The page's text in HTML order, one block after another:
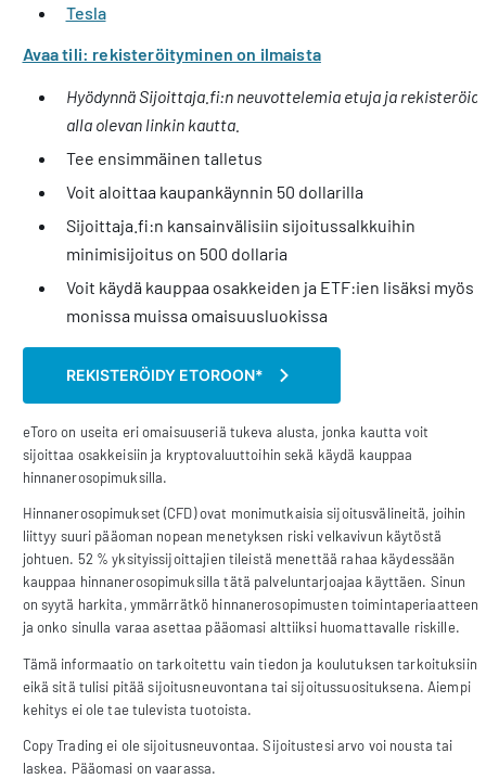
Tesla
Avaa tili: rekisteröityminen on ilmaista
Hyödynnä Sijoittaja.fi:n neuvottelemia etuja ja rekisteröidy
alla olevan linkin kautta.
Tee ensimmäinen talletus
Voit aloittaa kaupankäynnin 50 dollarilla
Sijoittaja.fi:n kansainvälisiin sijoitussalkkuihin
minimisijoitus on 500 dollaria
Voit käydä kauppaa osakkeiden ja ETF:ien lisäksi myös
monissa muissa omaisuusluokissa
REKISTERÖIDY ETOROON*
eToro on useita eri omaisuuseriä tukeva alusta, jonka kautta voit
sijoittaa osakkeisiin ja kryptovaluuttoihin sekä käydä kauppaa
hinnanerosopimuksilla.
Hinnanerosopimukset (CFD) ovat monimutkaisia sijoitusvälineitä, joihin
liittyy suuri pääoman nopean menetyksen riski velkavivun käytöstä
johtuen. 52 % yksityissijoittajien tileistä menettää rahaa käydessään
kauppaa hinnanerosopimuksilla tätä palveluntarjoajaa käyttäen. Sinun
on syytä harkita, ymmärrätkö hinnanerosopimusten toimintaperiaatteen
ja onko sinulla varaa asettaa pääomasi alttiiksi huomattavalle riskille.
Tämä informaatio on tarkoitettu vain tiedon ja koulutuksen tarkoituksiin
eikä sitä tulisi pitää sijoitusneuvontana tai sijoitussuosituksena. Aiempi
kehitys ei ole tae tulevista tuotoista.
Copy Trading ei ole sijoitusneuvontaa. Sijoitustesi arvo voi nousta tai
laskea. Pääomasi on vaarassa.